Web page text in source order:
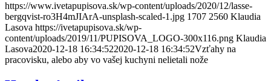
https://www.ivetapupisova.sk/wp-content/uploads/2020/12/lasse-
bergqvist-ro3H4mJIArA-unsplash-scaled-1.jpg 1707 2560 Klaudia
Lasova https://ivetapupisova.sk/wp-
content/uploads/2019/11/PUPISOVA_LOGO-300x116.png Klaudia
Lasova2020-12-18 16:34:522020-12-18 16:34:52Vzťahy na
pracovisku, alebo aby vo vašej kuchyni nelietali nože